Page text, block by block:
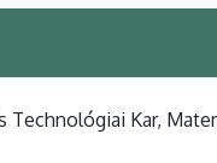
Technológiai Kar,